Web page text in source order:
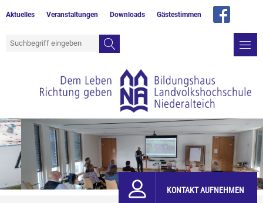
Aktuelles Veranstaltungen Downloads Gästestimmen
KONTAKT AUFNEHMEN